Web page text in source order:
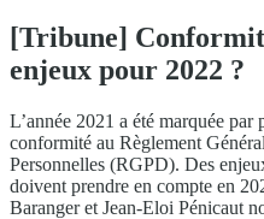
[Tribune]
enjeux pour 2022 ?
L’année 2021 a été marquée par
conformité au Règlement
Personnelles (RGPD). Des
doivent prendre en compte en
Baranger et Jean-Eloi Pénicaut